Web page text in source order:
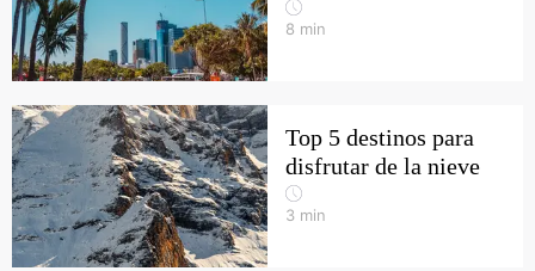
8 min
Top 5 destinos para
disfrutar de la nieve
3 min